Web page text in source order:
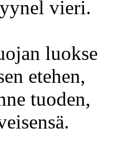
vieri.
luokse
etehen,
tuoden,